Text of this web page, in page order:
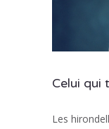
Celui qui
Les